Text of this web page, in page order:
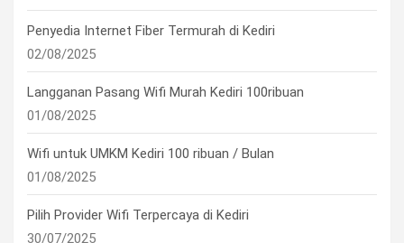
Penyedia Internet Fiber Termurah di Kediri
02/08/2025
Langganan Pasang Wifi Murah Kediri 100ribuan
01/08/2025
Wifi untuk UMKM Kediri 100 ribuan / Bulan
01/08/2025
Pilih Provider Wifi Terpercaya di Kediri
30/07/2025